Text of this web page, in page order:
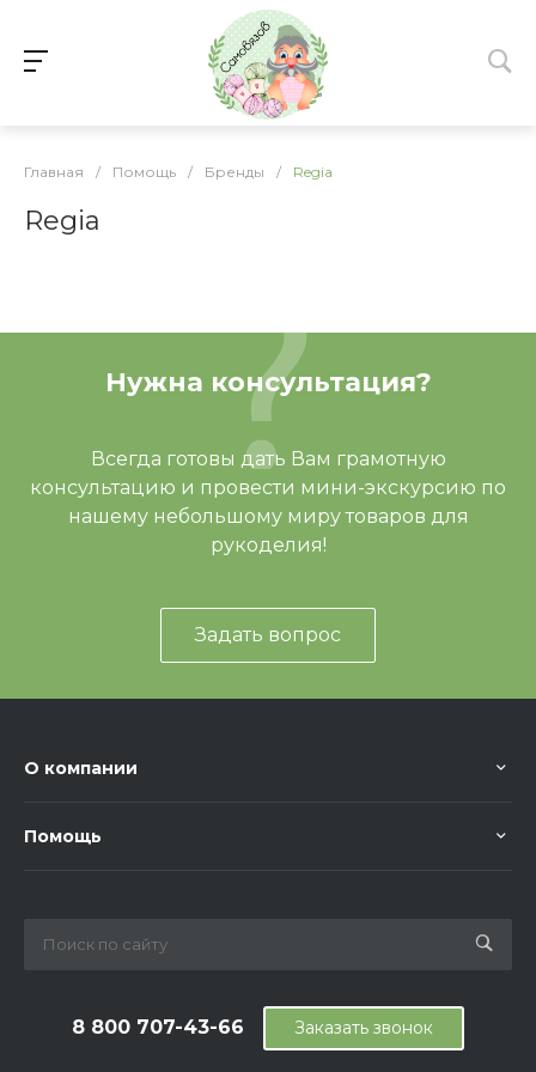
Главная / Помощь / Бренды / Regia
Regia
Нужна консультация?
Всегда готовы дать Вам грамотную
консультацию и провести мини-экскурсию по
нашему небольшому миру товаров для
рукоделия!
Задать вопрос
О компании
Помощь
8 800 707-43-66 Заказать звонок